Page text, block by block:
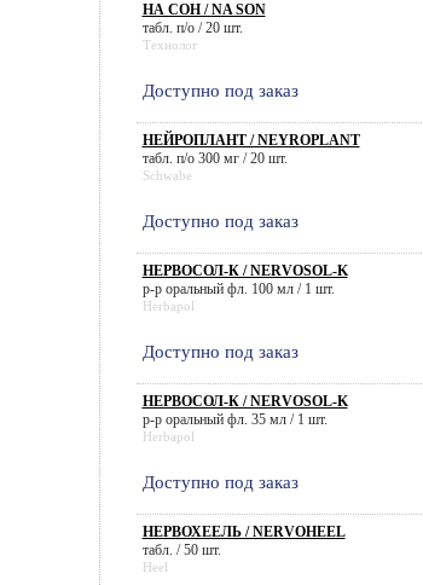
НА СОН / NA SON
табл. п/о / 20 шт.
Технолог
Доступно под заказ
НЕЙРОПЛАНТ / NEYROPLANT
табл. п/о 300 мг / 20 шт.
Schwabe
Доступно под заказ
НЕРВОСОЛ-К / NERVOSOL-K
р-р оральный фл. 100 мл / 1 шт.
Herbapol
Доступно под заказ
НЕРВОСОЛ-К / NERVOSOL-K
р-р оральный фл. 35 мл / 1 шт.
Herbapol
Доступно под заказ
НЕРВОХЕЕЛЬ / NERVOHEEL
табл. / 50 шт.
Heel